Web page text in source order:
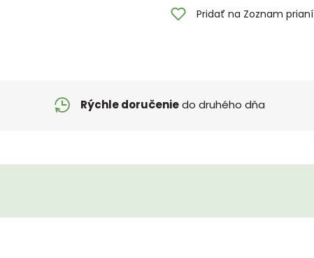
Pridať na Zoznam prianí
Rýchle doručeniedo druhého dňa